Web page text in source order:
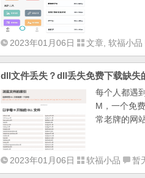
2023年01月06日 文章, 软福小品
dll文件丢失？dll丢失免费下载缺
每个人都遇
M，一个免
常老牌的网
2023年01月06日 软福小品 暂